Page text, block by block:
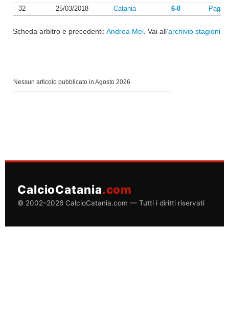
32
25/03/2018 Catania 6-0
Scheda arbitro e precedenti: Andrea Mei . Vai all’archivio stagioni
Nessun articolo pubblicato in Agosto 2026.
CalcioCatania.com
© 2002–2026 CalcioCatania.com — Tutti i diritti riservati